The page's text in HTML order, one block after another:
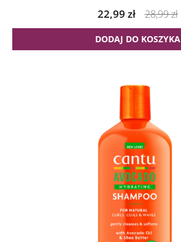
22,99 zł 28,99zł
DODAJ DO KOSZYKA